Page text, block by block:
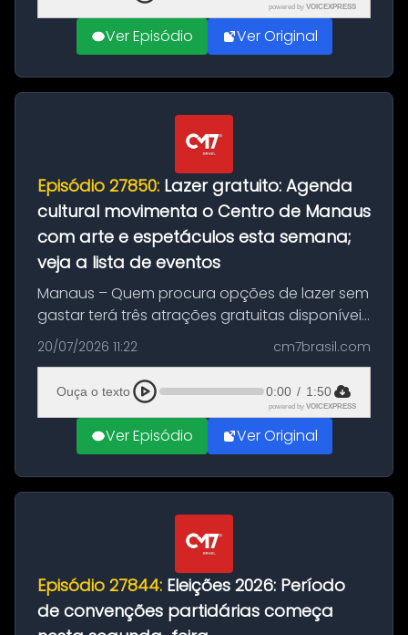
powered by VOICEXPRESS
Ver Episódio Ver Original
Episódio 27850: Lazer gratuito: Agenda
cultural movimenta o Centro de Manaus
com arte e espetáculos esta semana;
veja a lista de eventos
Manaus – Quem procura opções de lazer sem
gastar terá três atrações gratuitas disponíveis
entre esta segunda-feira (20) e quinta-feira
(23). A programação inclui uma exposição
dedicada à história das ...
20/07/2026 11:22 cm7brasil.com
Ouça o texto 0:00 / 1:50
powered by VOICEXPRESS
Ver Episódio Ver Original
Episódio 27844: Eleições 2026: Período
de convenções partidárias começa